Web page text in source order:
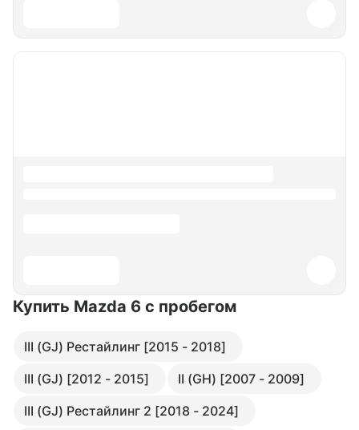
Купить Mazda 6 с пробегом
III (GJ) Рестайлинг [2015 - 2018]
III (GJ) [2012 - 2015]
II (GH) [2007 - 2009]
III (GJ) Рестайлинг 2 [2018 - 2024]